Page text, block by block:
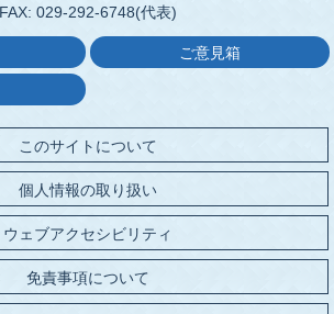
FAX: 029-292-6748(代表)
ご意見箱
このサイトについて
個人情報の取り扱い
ウェブアクセシビリティ
免責事項について